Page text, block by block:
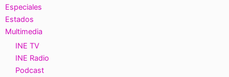
Especiales
Estados
Multimedia
INE TV
INE Radio
Podcast